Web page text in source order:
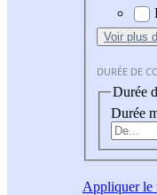
Voir plus
DURÉE DE
Durée
Durée
Appliquerle